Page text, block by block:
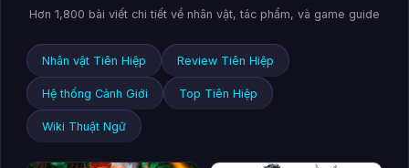
Hơn 1,800 bài viết chi tiết về nhân vật, tác phẩm, và game guide
Nhân vật Tiên Hiệp Review Tiên Hiệp
Hệ thống Cảnh Giới Top Tiên Hiệp
Wiki Thuật Ngữ